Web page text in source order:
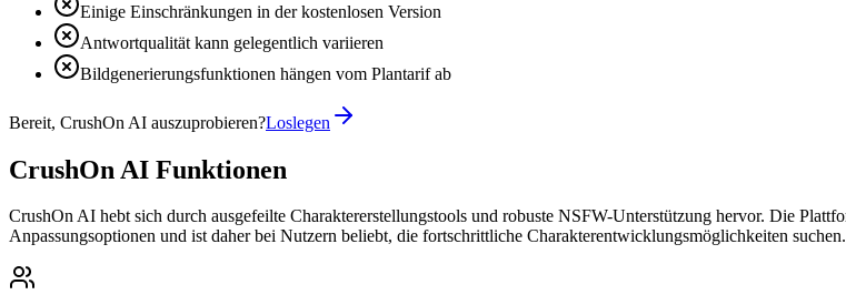
Einige Einschränkungen in der kostenlosen Version
Antwortqualität kann gelegentlich variieren
Bildgenerierungsfunktionen hängen vom Plantarif ab
Bereit, CrushOn AI auszuprobieren?Loslegen
CrushOn AI Funktionen
CrushOn AI hebt sich durch ausgefeilte Charaktererstellungstools und robuste NSFW-Unterstützung hervor. Die
Anpassungsoptionen und ist daher bei Nutzern beliebt, die fortschrittliche Charakterentwicklungsmöglichkeiten suchen.